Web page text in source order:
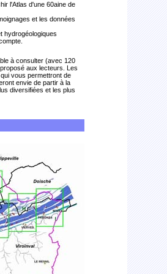
l'Atlas d'une 60aine de
et les données
hydrogéologiques
à consulter (avec 120
aux lecteurs. Les
vous permettront de
envie de partir à la
diversifiées et les plus